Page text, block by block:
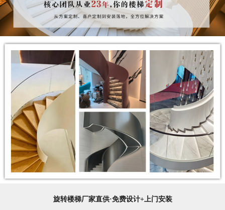
旋转楼梯厂家直供·免费设计+上门安装